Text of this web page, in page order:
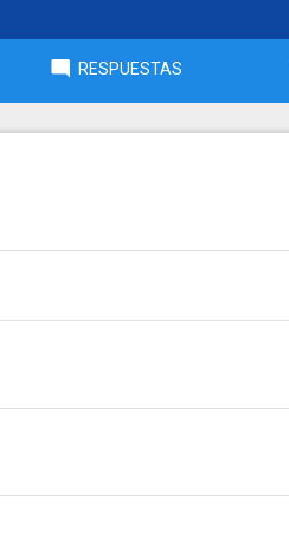
RESPUESTAS